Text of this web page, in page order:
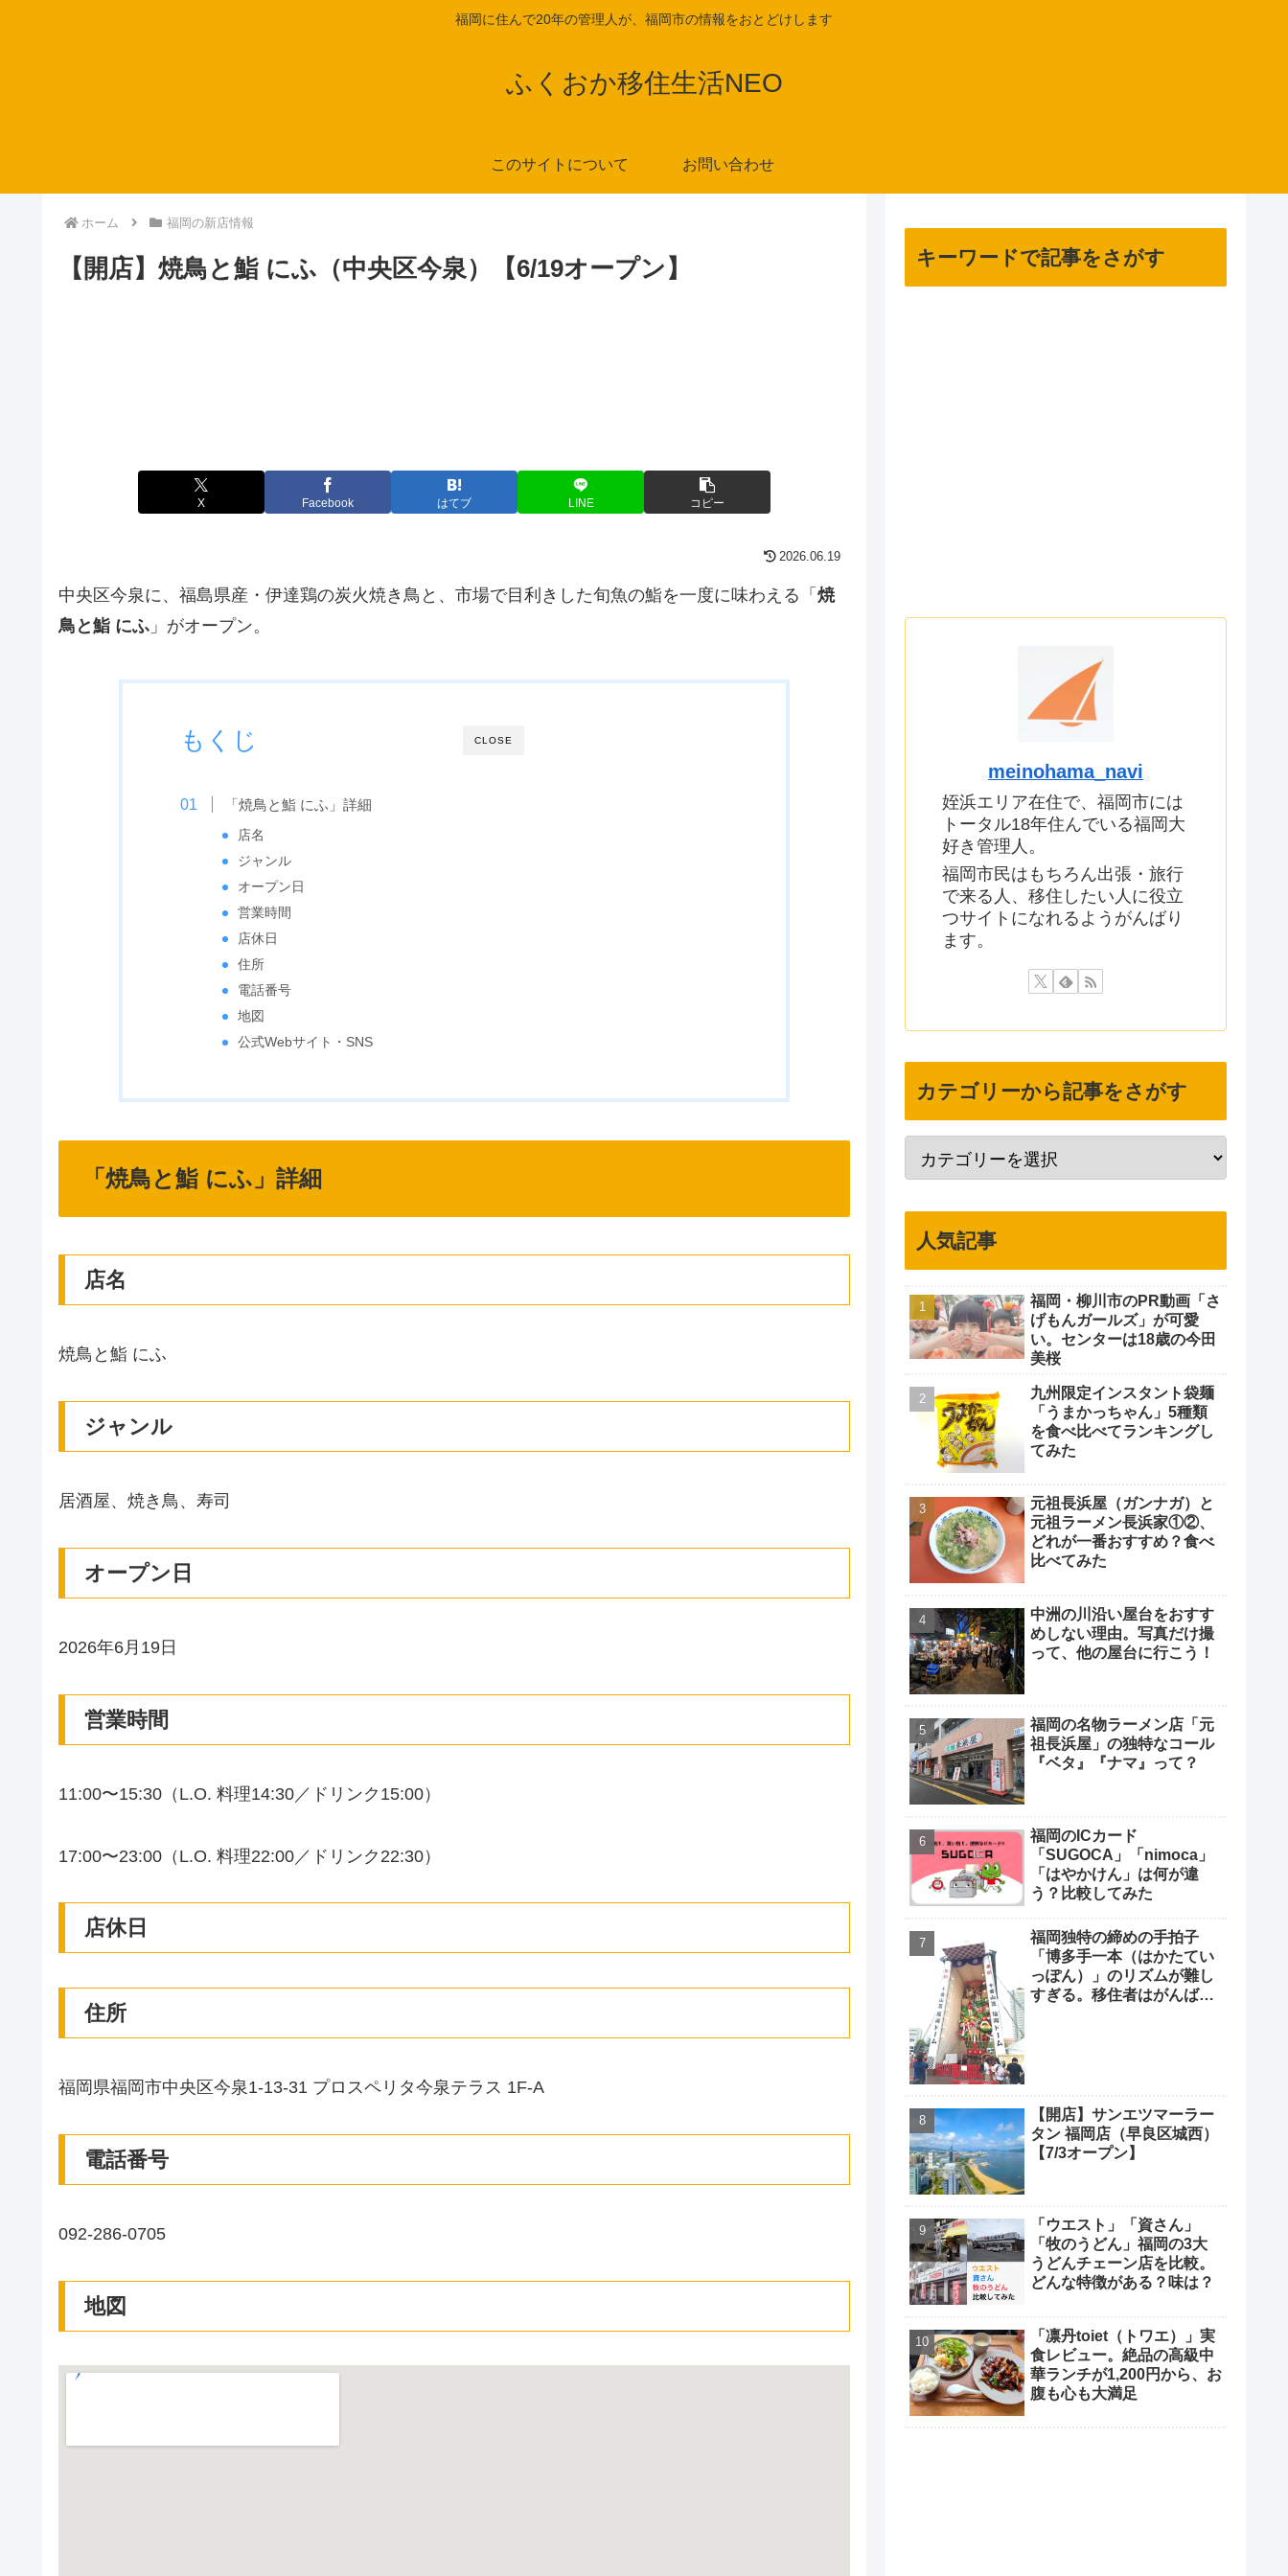
福岡に住んで20年の管理人が、福岡市の情報をおとどけします
ふくおか移住生活NEO
このサイトについて お問い合わせ
ホーム 福岡の新店情報
【開店】焼鳥と鮨 にふ（中央区今泉）【6/19オープン】
X Facebook はてブ LINE コピー
2026.06.19
中央区今泉に、福島県産・伊達鶏の炭火焼き鳥と、市場で目利きした旬魚の鮨を一度に味わえる「 焼
鳥と鮨 にふ 」がオープン。
CLOSE
もくじ
「焼鳥と鮨 にふ」詳細
店名
ジャンル
オープン日
営業時間
店休日
住所
電話番号
地図
公式Webサイト・SNS
「焼鳥と鮨 にふ」詳細
店名
焼鳥と鮨 にふ
ジャンル
居酒屋、焼き鳥、寿司
オープン日
2026年6月19日
営業時間
11:00〜15:30（L.O. 料理14:30／ドリンク15:00）
17:00〜23:00（L.O. 料理22:00／ドリンク22:30）
店休日
住所
福岡県福岡市中央区今泉1-13-31 プロスペリタ今泉テラス 1F-A
電話番号
092-286-0705
地図
キーワードで記事をさがす
meinohama_navi
姪浜エリア在住で、福岡市には
トータル18年住んでいる福岡大
好き管理人。
福岡市民はもちろん出張・旅行
で来る人、移住したい人に役立
つサイトになれるようがんばり
ます。
カテゴリーから記事をさがす
人気記事
福岡・柳川市のPR動画「さ
げもんガールズ」が可愛
い。センターは18歳の今田
美桜
九州限定インスタント袋麺
「うまかっちゃん」5種類
を食べ比べてランキングし
てみた
元祖長浜屋（ガンナガ）と
元祖ラーメン長浜家①②、
どれが一番おすすめ？食べ
比べてみた
中洲の川沿い屋台をおすす
めしない理由。写真だけ撮
って、他の屋台に行こう！
福岡の名物ラーメン店「元
祖長浜屋」の独特なコール
『ベタ』『ナマ』って？
福岡のICカード
「SUGOCA」「nimoca」
「はやかけん」は何が違
う？比較してみた
福岡独特の締めの手拍子
「博多手一本（はかたてい
っぽん）」のリズムが難し
すぎる。移住者はがんばっ
【開店】サンエツマーラー
タン 福岡店（早良区城西）
【7/3オープン】
「ウエスト」「資さん」
「牧のうどん」福岡の3大
うどんチェーン店を比較。
どんな特徴がある？味は？
「凛丹toiet（トワエ）」実
食レビュー。絶品の高級中
華ランチが1,200円から、お
腹も心も大満足